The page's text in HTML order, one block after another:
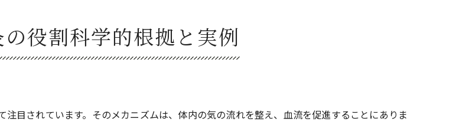
基本的な流れ
その刺激方法
おける患者の変化
役割科学的根拠と実例
目されています。そのメカニズムは、体内の気の流れを整え、血流を促進することにありま